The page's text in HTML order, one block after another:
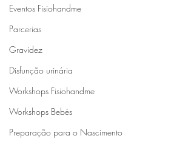
Eventos Fisiohandme
Parcerias
Gravidez
Disfunção urinária
Workshops Fisiohandme
Workshops Bebés
Preparação para o Nascimento